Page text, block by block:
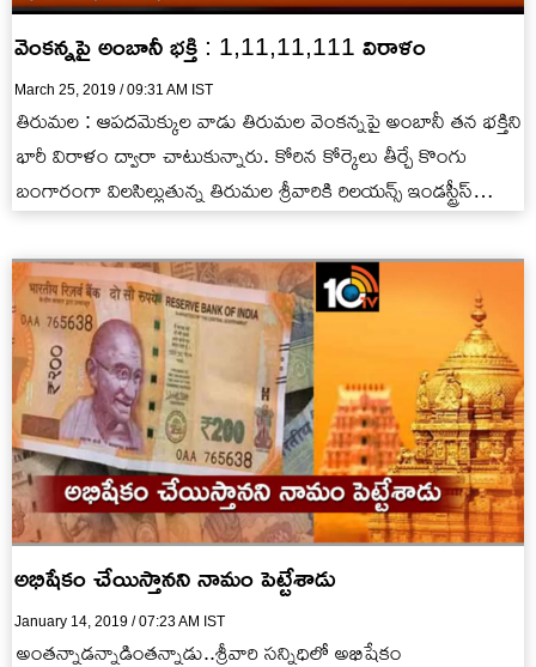
వెంకన్నపై అంబానీ భక్తి : 1,11,11,111 విరాళం
March 25, 2019 / 09:31 AM IST
తిరుమల : ఆపదమెక్కుల వాడు తిరుమల వెంకన్నపై అంబానీ తన భక్తిని
భారీ విరాళం ద్వారా చాటుకున్నారు. కోరిన కోర్కెలు తీర్చే కొంగు
బంగారంగా విలసిల్లుతున్న తిరుమల శ్రీవారికి రిలయన్స్ ఇండస్ట్రీస్
అభిషేకం చేయిస్తానని నామం పెట్టేశాడు
January 14, 2019 / 07:23 AM IST
అంతన్నాడన్నాడింతన్నాడు..శ్రీవారి సన్నిధిలో అభిషేకం